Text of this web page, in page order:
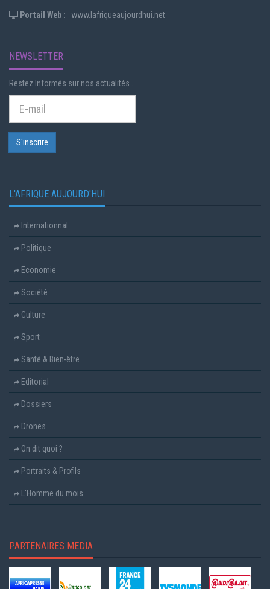
Portail Web : www.lafriqueaujourdhui.net
NEWSLETTER
Restez Informés sur nos actualités .
L'AFRIQUE AUJOURD'HUI
Internationnal
Politique
Economie
Société
Culture
Sport
Santé & Bien-être
Editorial
Dossiers
Drones
On dit quoi ?
Portraits & Profils
L'Homme du mois
PARTENAIRES MEDIA